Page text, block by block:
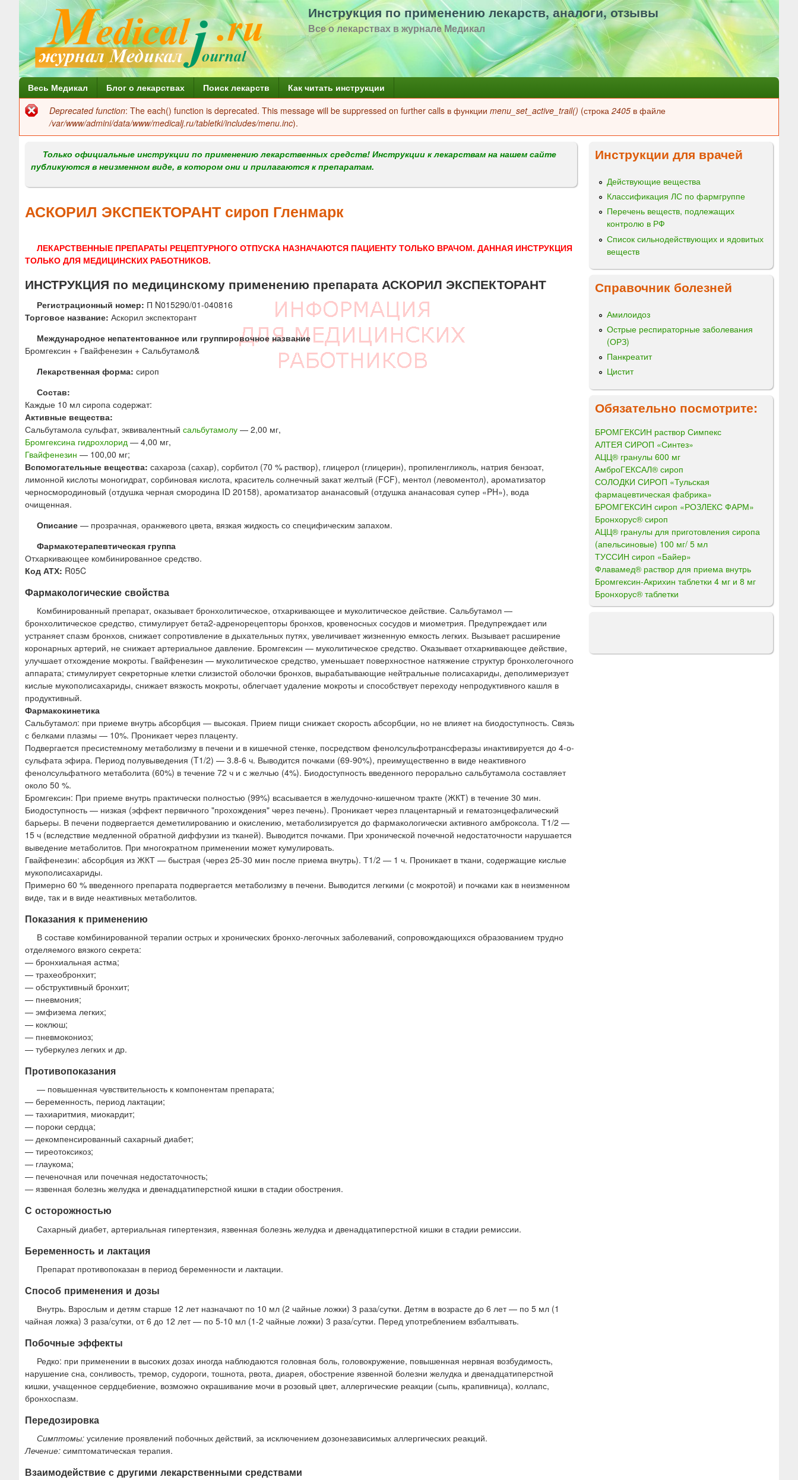
Перейти
к
содержанию
Инструкция по применению лекарств, аналоги, отзывы
Все о лекарствах в журнале Медикал
Г
л
н
м
н
Весь Медикал Блог о лекарствах Поиск лекарств Как читать инструкции
Сообщение
об
ошибке
Deprecated function: The each() function is deprecated. This message will be suppressed on further calls в функции menu_set_active_trail() (строка 2405 в файле
/var/www/admini/data/www/medicalj.ru/tabletki/includes/menu.inc).
Только официальные инструкции по применению лекарственных средств! Инструкции к лекарствам на нашем сайте
публикуются в неизменном виде, в котором они и прилагаются к препаратам.
АСКОРИЛ ЭКСПЕКТОРАНТ сироп Гленмарк
ЛЕКАРСТВЕННЫЕ ПРЕПАРАТЫ РЕЦЕПТУРНОГО ОТПУСКА НАЗНАЧАЮТСЯ ПАЦИЕНТУ ТОЛЬКО ВРАЧОМ. ДАННАЯ ИНСТРУКЦИЯ
ТОЛЬКО ДЛЯ МЕДИЦИНСКИХ РАБОТНИКОВ.
ИНСТРУКЦИЯ по медицинскому применению препарата АСКОРИЛ ЭКСПЕКТОРАНТ
Регистрационный номер: П N015290/01-040816
Торговое название: Аскорил экспекторант
Международное непатентованное или группировочное название
Бромгексин + Гвайфенезин + Сальбутамол&
Лекарственная форма: сироп
Состав:
Каждые 10 мл сиропа содержат:
Активные вещества:
Сальбутамола сульфат, эквивалентный сальбутамолу — 2,00 мг,
Бромгексина гидрохлорид — 4,00 мг,
Гвайфенезин — 100,00 мг;
Вспомогательные вещества: сахароза (сахар), сорбитол (70 % раствор), глицерол (глицерин), пропиленгликоль, натрия бензоат,
лимонной кислоты моногидрат, сорбиновая кислота, краситель солнечный закат желтый (FCF), ментол (левоментол), ароматизатор
черносмородиновый (отдушка черная смородина ID 20158), ароматизатор ананасовый (отдушка ананасовая супер «PH»), вода
очищенная.
Описание — прозрачная, оранжевого цвета, вязкая жидкость со специфическим запахом.
Фармакотерапевтическая группа
Отхаркивающее комбинированное средство.
Код АТХ: R05C
Фармакологические свойства
Комбинированный препарат, оказывает бронхолитическое, отхаркивающее и муколитическое действие. Сальбутамол —
бронхолитическое средство, стимулирует бета2-адренорецепторы бронхов, кровеносных сосудов и миометрия. Предупреждает или
устраняет спазм бронхов, снижает сопротивление в дыхательных путях, увеличивает жизненную емкость легких. Вызывает расширение
коронарных артерий, не снижает артериальное давление. Бромгексин — муколитическое средство. Оказывает отхаркивающее действие,
улучшает отхождение мокроты. Гвайфенезин — муколитическое средство, уменьшает поверхностное натяжение структур бронхолегочного
аппарата; стимулирует секреторные клетки слизистой оболочки бронхов, вырабатывающие нейтральные полисахариды, деполимеризует
кислые мукополисахариды, снижает вязкость мокроты, облегчает удаление мокроты и способствует переходу непродуктивного кашля в
продуктивный.
Фармакокинетика
Сальбутамол: при приеме внутрь абсорбция — высокая. Прием пищи снижает скорость абсорбции, но не влияет на биодоступность. Связь
с белками плазмы — 10%. Проникает через плаценту.
Подвергается пресистемному метаболизму в печени и в кишечной стенке, посредством фенолсульфотрансферазы инактивируется до 4-о-
сульфата эфира. Период полувыведения (T1/2) — 3.8-6 ч. Выводится почками (69-90%), преимущественно в виде неактивного
фенолсульфатного метаболита (60%) в течение 72 ч и с желчью (4%). Биодоступность введенного перорально сальбутамола составляет
около 50 %.
Бромгексин: При приеме внутрь практически полностью (99%) всасывается в желудочно-кишечном тракте (ЖКТ) в течение 30 мин.
Биодоступность — низкая (эффект первичного "прохождения" через печень). Проникает через плацентарный и гематоэнцефалический
барьеры. В печени подвергается деметилированию и окислению, метаболизируется до фармакологически активного амброксола. T1/2 —
15 ч (вследствие медленной обратной диффузии из тканей). Выводится почками. При хронической почечной недостаточности нарушается
выведение метаболитов. При многократном применении может кумулировать.
Гвайфенезин: абсорбция из ЖКТ — быстрая (через 25-30 мин после приема внутрь). Т1/2 — 1 ч. Проникает в ткани, содержащие кислые
мукополисахариды.
Примерно 60 % введенного препарата подвергается метаболизму в печени. Выводится легкими (с мокротой) и почками как в неизменном
виде, так и в виде неактивных метаболитов.
Показания к применению
В составе комбинированной терапии острых и хронических бронхо-легочных заболеваний, сопровождающихся образованием трудно
отделяемого вязкого секрета:
— бронхиальная астма;
— трахеобронхит;
— обструктивный бронхит;
— пневмония;
— эмфизема легких;
— коклюш;
— пневмокониоз;
— туберкулез легких и др.
Противопоказания
— повышенная чувствительность к компонентам препарата;
— беременность, период лактации;
— тахиаритмия, миокардит;
— пороки сердца;
— декомпенсированный сахарный диабет;
— тиреотоксикоз;
— глаукома;
— печеночная или почечная недостаточность;
— язвенная болезнь желудка и двенадцатиперстной кишки в стадии обострения.
С осторожностью
Сахарный диабет, артериальная гипертензия, язвенная болезнь желудка и двенадцатиперстной кишки в стадии ремиссии.
Беременность и лактация
Препарат противопоказан в период беременности и лактации.
Способ применения и дозы
Внутрь. Взрослым и детям старше 12 лет назначают по 10 мл (2 чайные ложки) 3 раза/сутки. Детям в возрасте до 6 лет — по 5 мл (1
чайная ложка) 3 раза/сутки, от 6 до 12 лет — по 5-10 мл (1-2 чайные ложки) 3 раза/сутки. Перед употреблением взбалтывать.
Побочные эффекты
Редко: при применении в высоких дозах иногда наблюдаются головная боль, головокружение, повышенная нервная возбудимость,
нарушение сна, сонливость, тремор, судороги, тошнота, рвота, диарея, обострение язвенной болезни желудка и двенадцатиперстной
кишки, учащенное сердцебиение, возможно окрашивание мочи в розовый цвет, аллергические реакции (сыпь, крапивница), коллапс,
бронхоспазм.
Передозировка
Симптомы: усиление проявлений побочных действий, за исключением дозонезависимых аллергических реакций.
Лечение: симптоматическая терапия.
Взаимодействие с другими лекарственными средствами
Инструкции для врачей
Действующие вещества
Классификация ЛС по фармгруппе
Перечень веществ, подлежащих
контролю в РФ
Список сильнодействующих и ядовитых
веществ
Справочник болезней
Амилоидоз
Острые респираторные заболевания
(ОРЗ)
Панкреатит
Цистит
Обязательно посмотрите:
БРОМГЕКСИН раствор Симпекс
АЛТЕЯ СИРОП «Синтез»
АЦЦ® гранулы 600 мг
АмброГЕКСАЛ® сироп
СОЛОДКИ СИРОП «Тульская
фармацевтическая фабрика»
БРОМГЕКСИН сироп «РОЗЛЕКС ФАРМ»
Бронхорус® сироп
АЦЦ® гранулы для приготовления сиропа
(апельсиновые) 100 мг/ 5 мл
ТУССИН сироп «Байер»
Флавамед® раствор для приема внутрь
Бромгексин-Акрихин таблетки 4 мг и 8 мг
Бронхорус® таблетки